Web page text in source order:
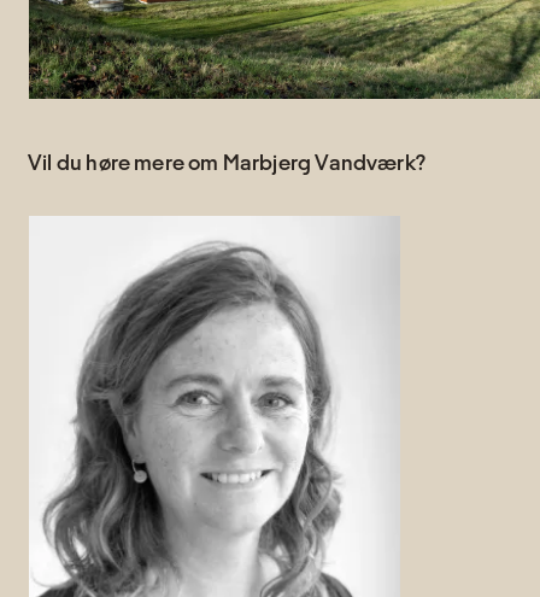
Vil du høre mere om Marbjerg Vandværk?